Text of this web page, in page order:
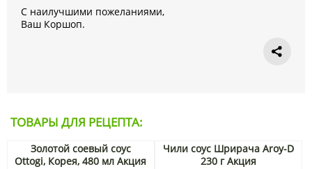
С наилучшими пожеланиями,
Ваш Коршоп.
ТОВАРЫ ДЛЯ РЕЦЕПТА:
Золотой соевый соус
Ottogi, Корея, 480 мл Акция
Чили соус Шрирача Aroy-D
230 г Акция